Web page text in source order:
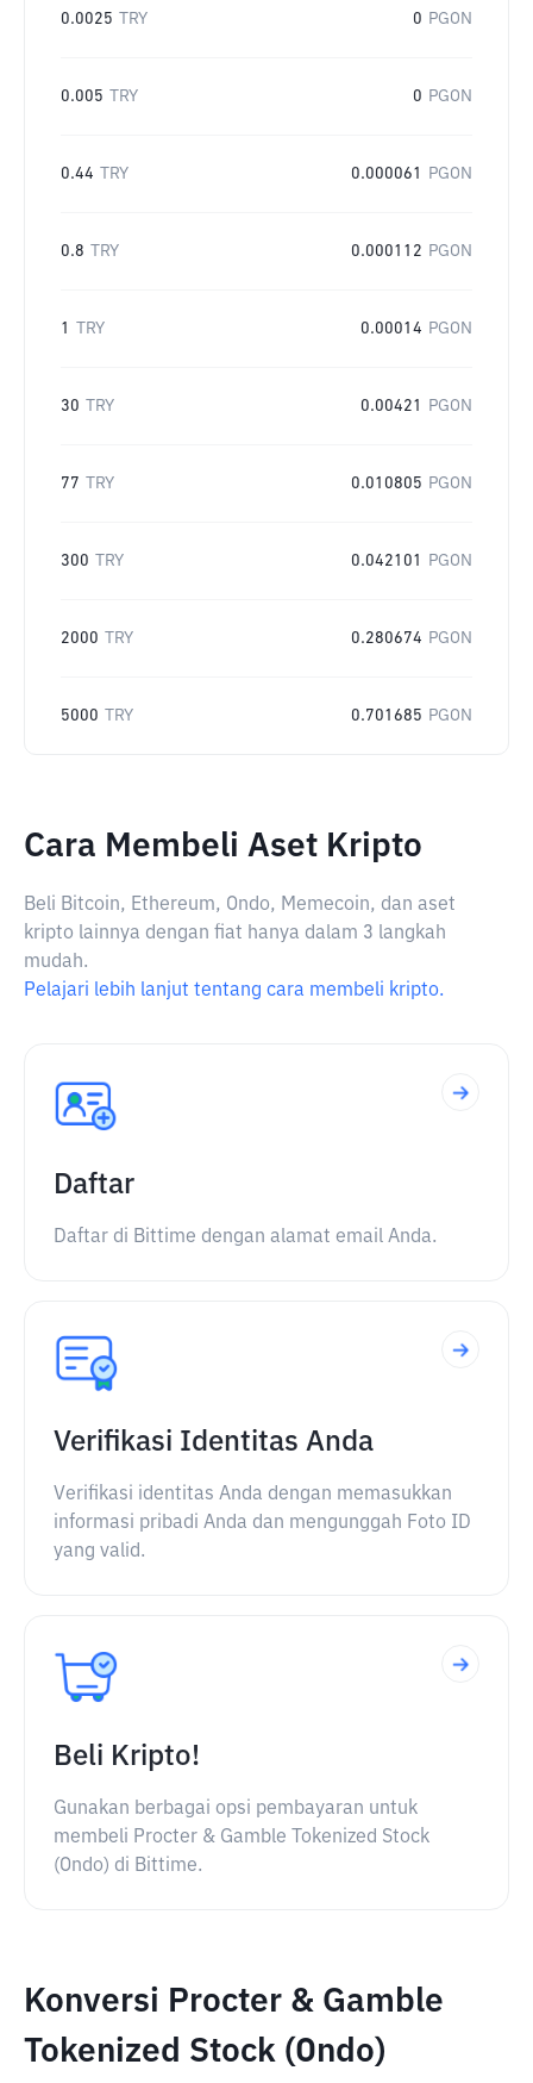
0.0025 TRY 0 PGON
0.005 TRY 0 PGON
0.44 TRY 0.000061 PGON
0.8 TRY 0.000112 PGON
1 TRY 0.00014 PGON
30 TRY 0.00421 PGON
77 TRY 0.010805 PGON
300 TRY 0.042101 PGON
2000 TRY 0.280674 PGON
5000 TRY 0.701685 PGON
Cara Membeli Aset Kripto
Beli Bitcoin, Ethereum, Ondo, Memecoin, dan aset
kripto lainnya dengan fiat hanya dalam 3 langkah
mudah.
Pelajari lebih lanjut tentang cara membeli kripto.
Daftar
Daftar di Bittime dengan alamat email Anda.
Verifikasi Identitas Anda
Verifikasi identitas Anda dengan memasukkan
informasi pribadi Anda dan mengunggah Foto ID
yang valid.
Beli Kripto!
Gunakan berbagai opsi pembayaran untuk
membeli Procter & Gamble Tokenized Stock
(Ondo) di Bittime.
Konversi Procter & Gamble
Tokenized Stock (Ondo)